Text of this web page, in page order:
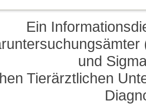
Ein
und
Tierärztlichen